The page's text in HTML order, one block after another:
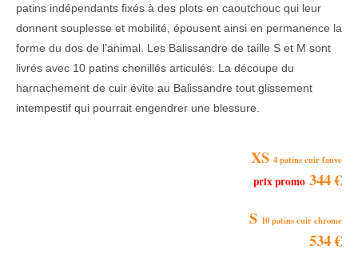
patins indépendants fixés à des plots en caoutchouc qui leur
donnent souplesse et mobilité, épousent ainsi en permanence la
forme du dos de l’animal. Les Balissandre de taille S et M sont
livrés avec 10 patins chenillés articulés. La découpe du
harnachement de cuir évite au Balissandre tout glissement
intempestif qui pourrait engendrer une blessure.
XS 4 patins cuir fauve
prix promo 344 €
S 10 patins cuir chrome
534 €